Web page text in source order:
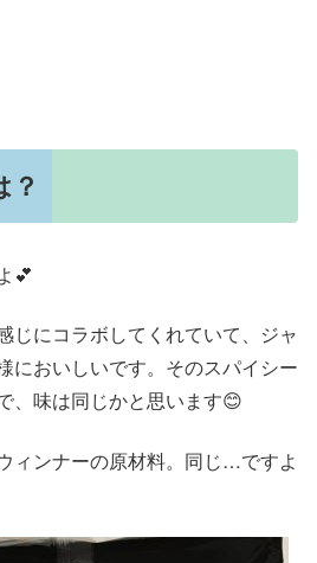
？
💕
じにコラボしてくれていて、ジャ
においしいです。そのスパイシー
、味は同じかと思います😊
ィンナーの原材料。同じ…ですよ